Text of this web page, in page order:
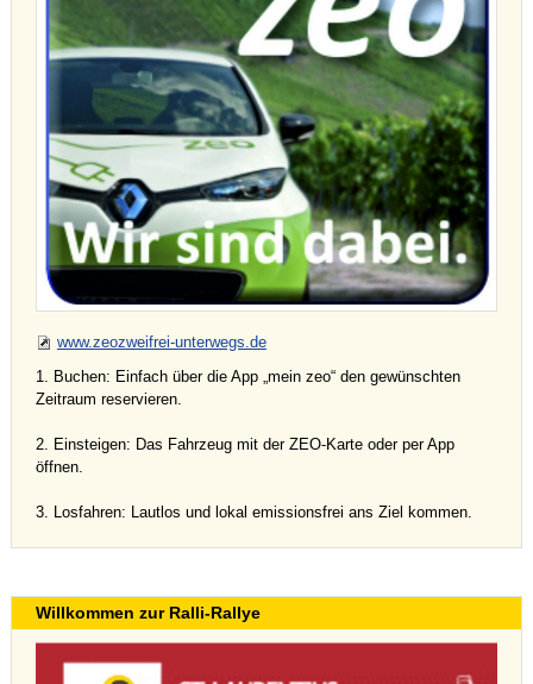
www.zeozweifrei-unterwegs.de
1. Buchen: Einfach über die App „mein zeo“ den gewünschten
Zeitraum reservieren.
2. Einsteigen: Das Fahrzeug mit der ZEO-Karte oder per App
öffnen.
3. Losfahren: Lautlos und lokal emissionsfrei ans Ziel kommen.
Willkommen zur Ralli-Rallye